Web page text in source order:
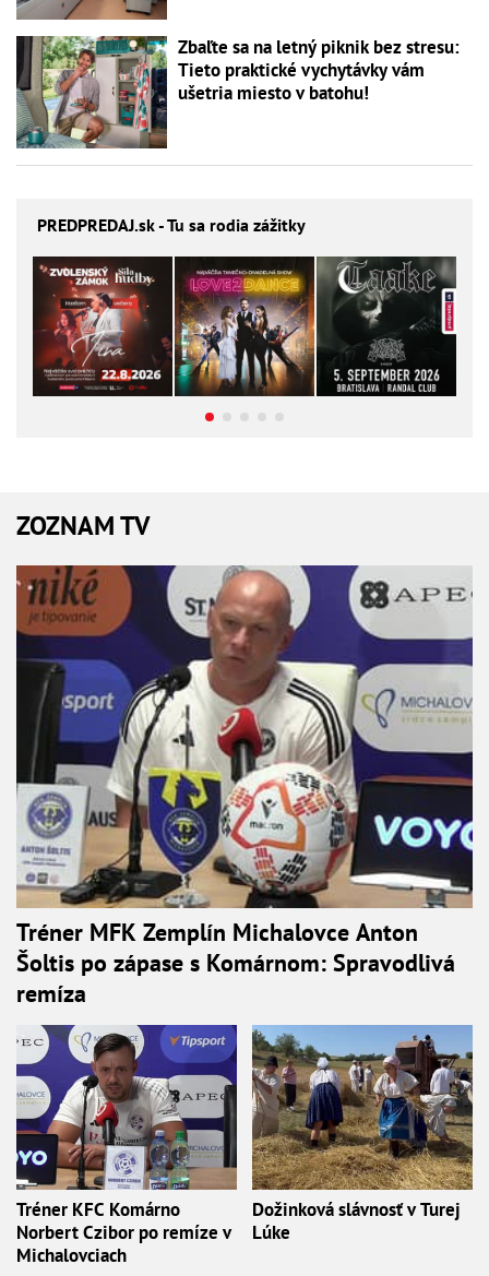
Zbaľte sa na letný piknik bez stresu:
Tieto praktické vychytávky vám
ušetria miesto v batohu!
PREDPREDAJ.sk - Tu sa rodia zážitky
ZOZNAM TV
Tréner MFK Zemplín Michalovce Anton
Šoltis po zápase s Komárnom: Spravodlivá
remíza
Tréner KFC Komárno
Norbert Czibor po remíze v
Michalovciach
Dožinková slávnosť v Turej
Lúke